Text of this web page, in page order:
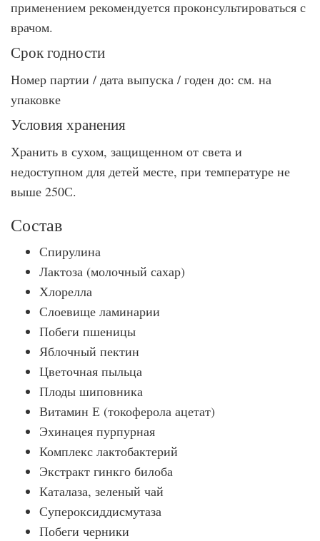
применением рекомендуется проконсультироваться с
врачом.
Срок годности
Номер партии / дата выпуска / годен до: см. на
упаковке
Условия хранения
Хранить в сухом, защищенном от света и
недоступном для детей месте, при температуре не
выше 250С.
Состав
Спирулина
Лактоза (молочный сахар)
Хлорелла
Слоевище ламинарии
Побеги пшеницы
Яблочный пектин
Цветочная пыльца
Плоды шиповника
Витамин Е (токоферола ацетат)
Эхинацея пурпурная
Комплекс лактобактерий
Экстракт гинкго билоба
Каталаза, зеленый чай
Супероксиддисмутаза
Побеги черники